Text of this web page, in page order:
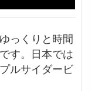
っくりと時間
す。日本では
ルサイダービ